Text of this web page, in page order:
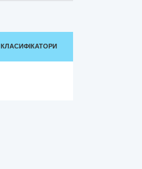
КЛАСИФІКАТОРИ